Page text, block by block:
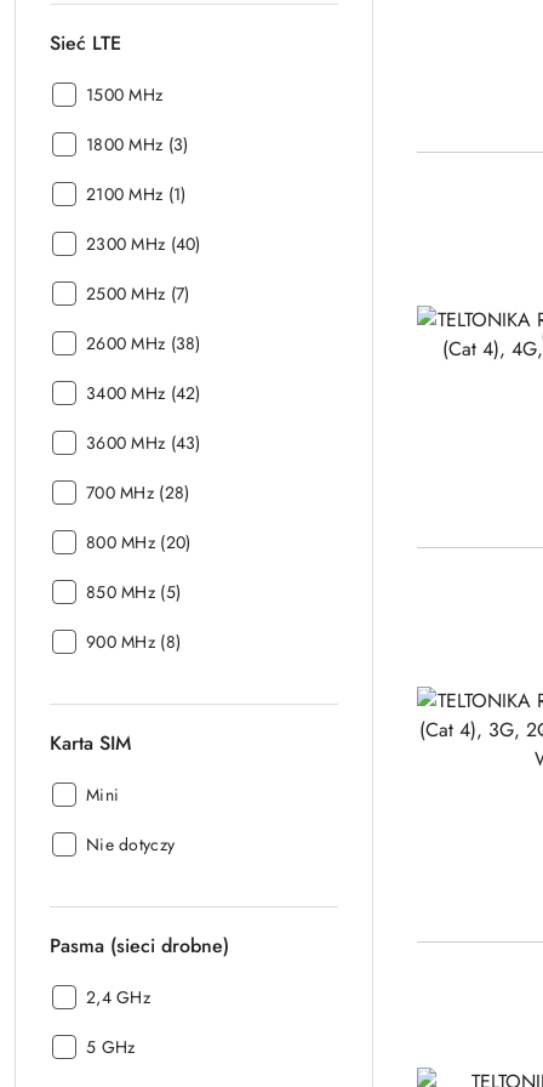
Sieć LTE
Sieć
1500 MHz
Sieć
1800 MHz (3)
Sieć
2100 MHz (1)
Sieć
2300 MHz (40)
Sieć
2500 MHz (7)
Sieć
2600 MHz (38)
Sieć
3400 MHz (42)
Sieć
3600 MHz (43)
Sieć
700 MHz (28)
Sieć
800 MHz (20)
Sieć
850 MHz (5)
Sieć
900 MHz (8)
Karta SIM
Karta
Mini
Karta
Nie dotyczy
Pasma (sieci drobne)
Pasma
drobne):
2,4 GHz
Pasma
5 GHz